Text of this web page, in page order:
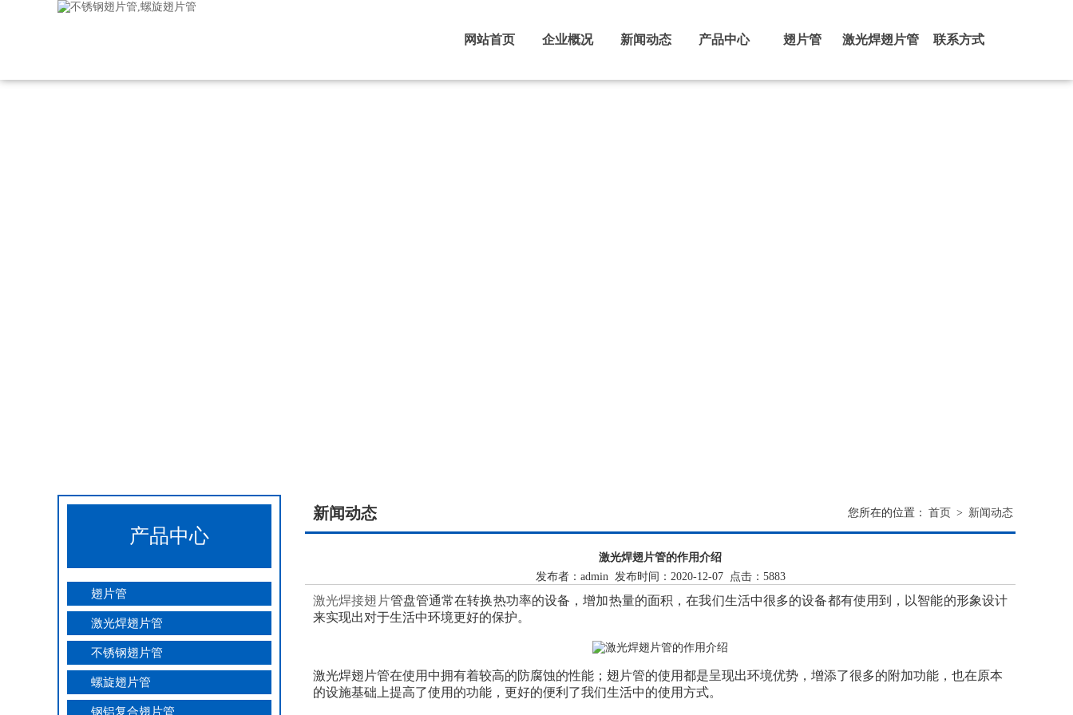
网站首页 企业概况 新闻动态 产品中心 翅片管 激光焊翅片管 联系方式
产品中心
翅片管
激光焊翅片管
不锈钢翅片管
螺旋翅片管
钢铝复合翅片管
新闻动态 您所在的位置： 首页 > 新闻动态
激光焊翅片管的作用介绍
发布者：admin 发布时间：2020-12-07 点击：5883
激光焊接翅片管盘管通常在转换热功率的设备，增加热量的面积，在我们生活中很多的设备都有使用到，以智能的形象设计
来实现出对于生活中环境更好的保护。
激光焊翅片管在使用中拥有着较高的防腐蚀的性能；翅片管的使用都是呈现出环境优势，增添了很多的附加功能，也在原本
的设施基础上提高了使用的功能，更好的便利了我们生活中的使用方式。